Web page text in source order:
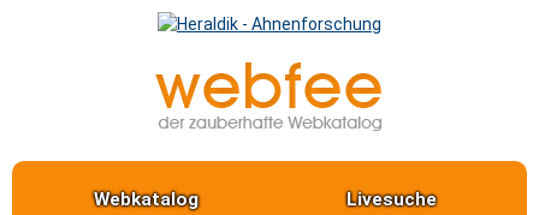
Webkatalog
Livesuche